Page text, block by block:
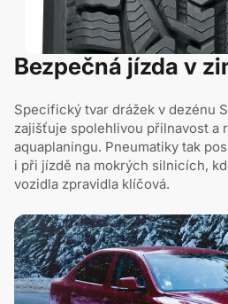
Bezpečná jízda v
Specifický tvar drážek v dezénu
zajišťuje spolehlivou přilnavost a
aquaplaningu. Pneumatiky tak
i při jízdě na mokrých silnicích,
vozidla zpravidla klíčová.